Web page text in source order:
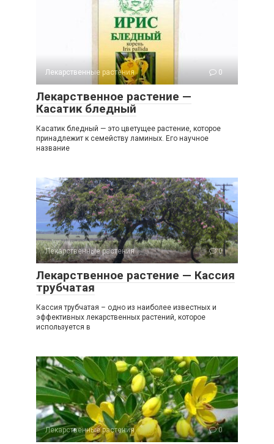
Лекарственные растения 0
Лекарственное растение —
Касатик бледный
Касатик бледный — это цветущее растение, которое
принадлежит к семейству ламиных. Его научное
название
Лекарственные растения 0
Лекарственное растение — Кассия
трубчатая
Кассия трубчатая – одно из наиболее известных и
эффективных лекарственных растений, которое
используется в
Лекарственные растения 0